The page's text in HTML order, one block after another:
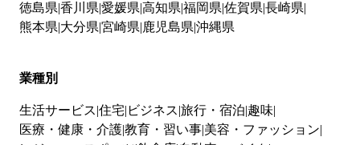
徳島県 香川県 愛媛県 高知県 福岡県 佐賀県 長崎県
熊本県 大分県 宮崎県 鹿児島県 沖縄県
業種別
生活サービス 住宅 ビジネス 旅行・宿泊 趣味
医療・健康・介護教育・習い事 美容・ファッション